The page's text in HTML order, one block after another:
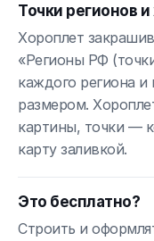
Точки регионов
Хороплет
«Регионы РФ
каждого региона и
размером.
картины, точки —
карту заливкой.
Это бесплатно?
Строить и